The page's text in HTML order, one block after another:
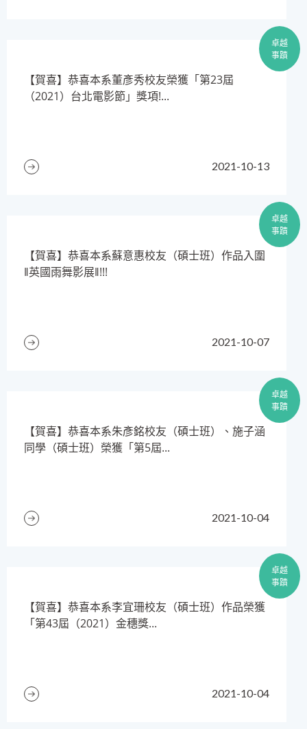
卓越
事蹟
2021-10-13
​【賀喜】恭喜本系董彥秀校友榮獲「第23屆
（2021）台北電影節」獎項!...
卓越
事蹟
2021-10-07
​【賀喜】恭喜本系蘇意惠校友（碩士班）作品入圍
‖英國雨舞影展‖!!!
卓越
事蹟
2021-10-04
​【賀喜】恭喜本系朱彥銘校友（碩士班）、施子涵
同學（碩士班）榮獲「第5屆...
卓越
事蹟
2021-10-04
【賀喜】恭喜本系李宜珊校友（碩士班）作品榮獲
「第43屆（2021）金穗獎...